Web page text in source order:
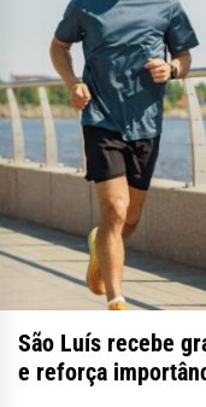
São Luís recebe
e reforça